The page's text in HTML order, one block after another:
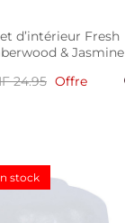
d’intérieur Fresh
& Jasmine
24.95 Offre
stock